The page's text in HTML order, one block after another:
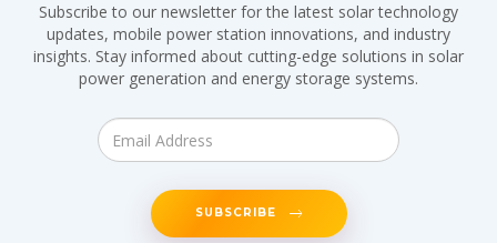
Subscribe to our newsletter for the latest solar technology
updates, mobile power station innovations, and industry
insights. Stay informed about cutting-edge solutions in solar
power generation and energy storage systems.
SUBSCRIBE